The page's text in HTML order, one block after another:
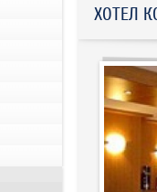
ХОТЕЛ